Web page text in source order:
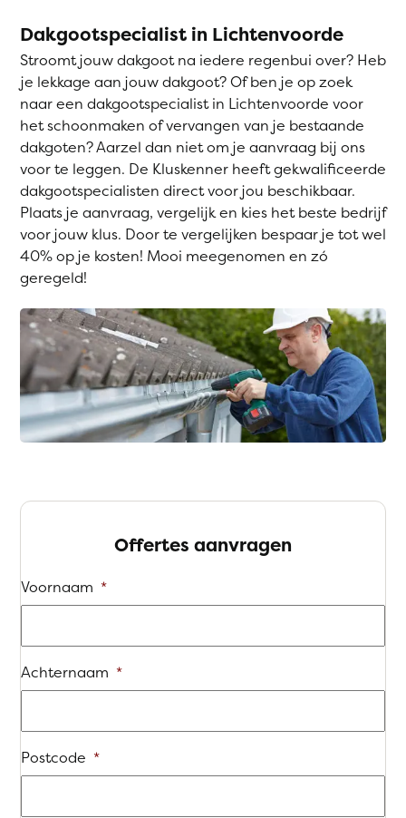
Dakgootspecialist in Lichtenvoorde
Stroomt jouw dakgoot na iedere regenbui over? Heb
je lekkage aan jouw dakgoot? Of ben je op zoek
naar een dakgootspecialist in Lichtenvoorde voor
het schoonmaken of vervangen van je bestaande
dakgoten? Aarzel dan niet om je aanvraag bij ons
voor te leggen. De Kluskenner heeft gekwalificeerde
dakgootspecialisten direct voor jou beschikbaar.
Plaats je aanvraag, vergelijk en kies het beste bedrijf
voor jouw klus. Door te vergelijken bespaar je tot wel
40% op je kosten! Mooi meegenomen en zó
geregeld!
Offertes aanvragen
Voornaam *
Achternaam *
Postcode *